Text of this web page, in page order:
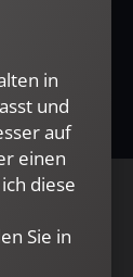
in
und
auf
einen
diese
Sie in